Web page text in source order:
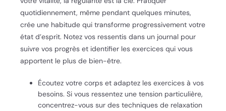
quotidiennement, même pendant quelques minutes,
crée une habitude qui transforme progressivement votre
état d’esprit. Notez vos ressentis dans un journal pour
suivre vos progrès et identifier les exercices qui vous
apportent le plus de bien-être.
Écoutez votre corps et adaptez les exercices à vos
besoins. Si vous ressentez une tension particulière,
concentrez-vous sur des techniques de relaxation